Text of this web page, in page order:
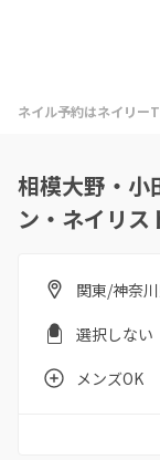
ネイル予約はネイリー
相模大野・小
ン・ネイリス
選択しない
メンズOK